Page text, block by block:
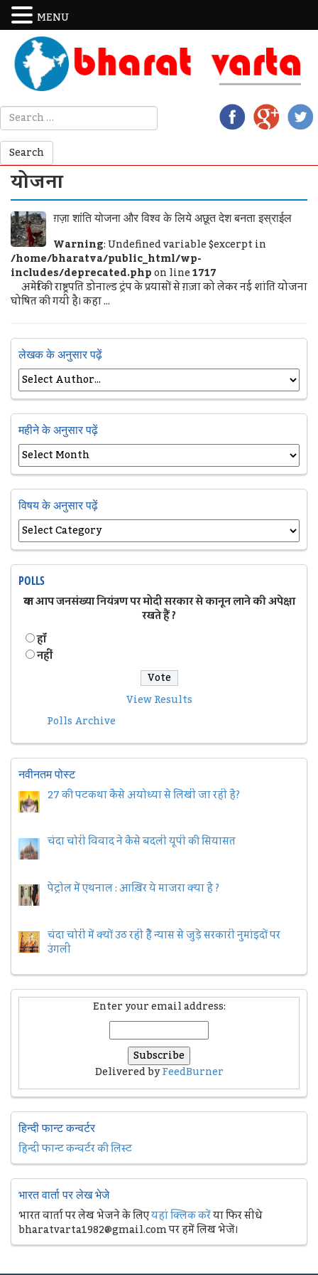
योजना
ग़ज़ा शांति योजना और विश्व के लिये अछूत देश बनता इस्राईल
Warning: Undefined variable $excerpt in
/home/bharatva/public_html/wp-
includes/deprecated.phpon line1717
अमेरिकी राष्ट्रपति डोनाल्ड ट्रंप के प्रयासों से ग़ज़ा को लेकर नई शांति योजना
घोषित की गयी है। कहा ...
लेखक के अनुसार पढ़ें
महीने के अनुसार पढ़ें
विषय के अनुसार पढ़ें
POLLS
क्या आप जनसंख्या नियंत्रण पर मोदी सरकार से कानून लाने की अपेक्षा
रखते हैं ?
हॉं
नहीं
View Results
Polls Archive
नवीनतम पोस्ट
27 की पटकथा कैसे अयोध्या से लिखी जा रही है?
चंदा चोरी विवाद ने कैसे बदली यूपी की सियासत
पेट्रोल में एथनाल : आख़िर ये माजरा क्या है ?
चंदा चोरी में क्यों उठ रही हैैं न्यास से जुड़े सरकारी नुमांइदों पर
उंगली
Enter your email address:
Delivered byFeedBurner
हिन्दी फान्ट कन्वर्टर
हिन्दी फान्ट कन्वर्टर की लिस्ट
भारत वार्ता पर लेख भेजे
भारत वार्ता पर लेख भेजने के लिएयहां क्लिक करेंया फिर सीधे
bharatvarta1982@gmail.com पर हमें लिख भेजें।
MENU